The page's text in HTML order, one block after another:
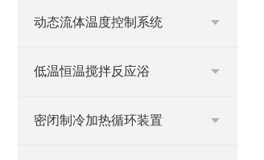
动态流体温度控制系统
低温恒温搅拌反应浴
密闭制冷加热循环装置